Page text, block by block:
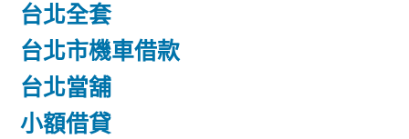
台北全套
台北市機車借款
台北當舖
小額借貸